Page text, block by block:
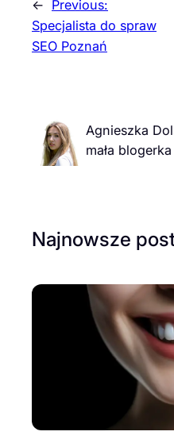
← Previous:
Specjalista do spraw
SEO Poznań
Agnieszka
mała blogerka
Najnowsze